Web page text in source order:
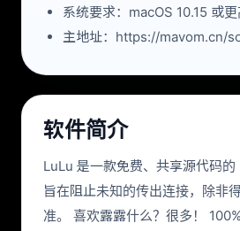
系统要求：macOS 10.15 或
主地址：https://mavom.cn/
软件简介
LuLu 是一款免费、共享源代码的
旨在阻止未知的传出连接，除非
准。 喜欢露露什么？很多！